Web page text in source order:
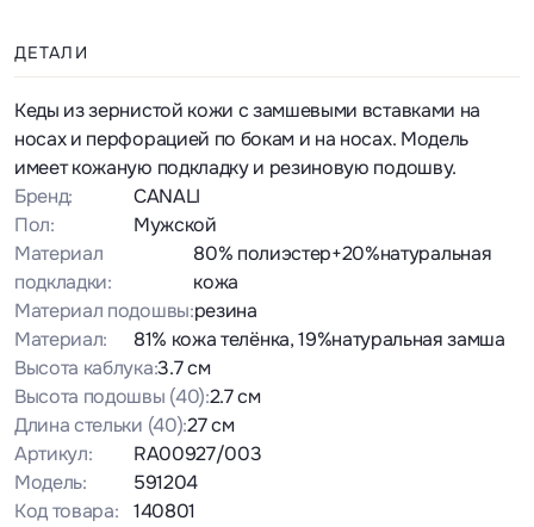
ДЕТАЛИ
Кеды из зернистой кожи с замшевыми вставками на
носах и перфорацией по бокам и на носах. Модель
имеет кожаную подкладку и резиновую подошву.
Бренд:
CANALI
Пол:
Мужской
Материал
подкладки:
80% полиэстер+20%натуральная
кожа
Материал подошвы:резина
Материал:
81% кожа телёнка, 19%натуральная замша
Высота каблука:3.7 см
Высота подошвы (40):2.7 см
Длина стельки (40):27 см
Артикул:
RA00927/003
Модель:
591204
Код товара:
140801